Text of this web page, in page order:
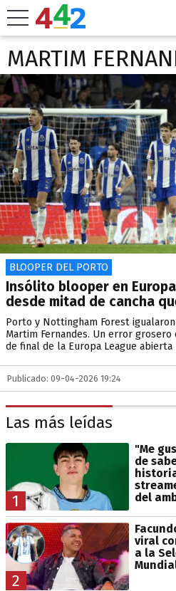
MARTIM
BLOOPER DEL PORTO
Insólito blooper en
desde mitad de cancha
Porto y Nottingham Forest
Martim Fernandes. Un error
de final de la Europa League abierta
Publicado: 09-04-2026 19:24
Las más leídas
1
"Me
de
del
2
viral
a la